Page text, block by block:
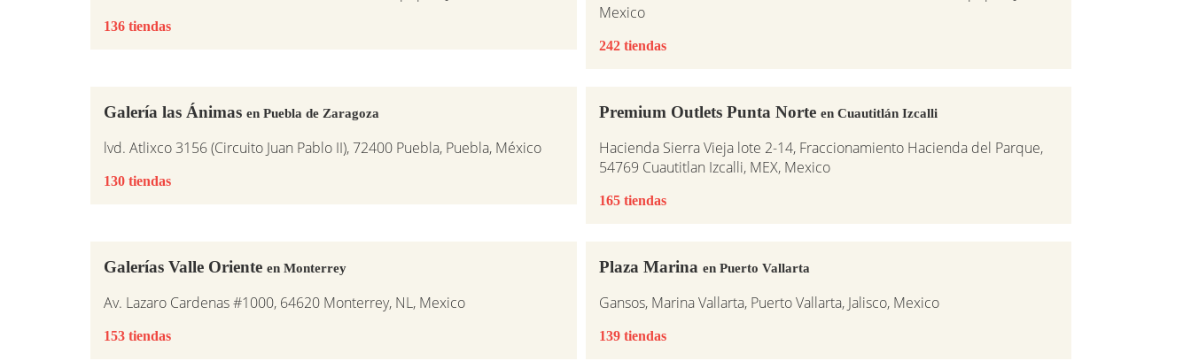
136 tiendas
Mexico
242 tiendas
Galería las Ánimas en Puebla de Zaragoza
lvd. Atlixco 3156 (Circuito Juan Pablo II), 72400 Puebla, Puebla, México
130 tiendas
Premium Outlets Punta Norte en Cuautitlán Izcalli
Hacienda Sierra Vieja lote 2-14, Fraccionamiento Hacienda del Parque,
54769 Cuautitlan Izcalli, MEX, Mexico
165 tiendas
Galerías Valle Oriente en Monterrey
Av. Lazaro Cardenas #1000, 64620 Monterrey, NL, Mexico
153 tiendas
Plaza Marina en Puerto Vallarta
Gansos, Marina Vallarta, Puerto Vallarta, Jalisco, Mexico
139 tiendas